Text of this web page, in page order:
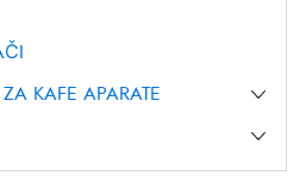
KAFE APARATE